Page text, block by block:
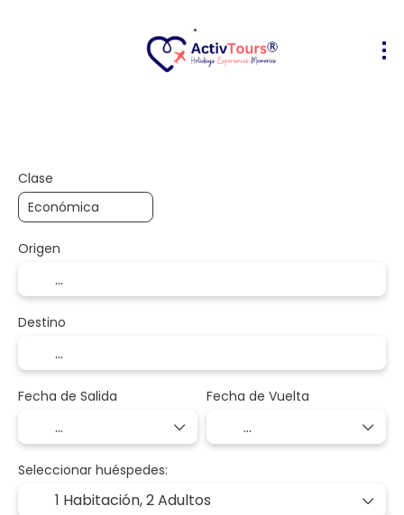
Clase
Origen
Destino
Fecha de Salida Fecha de Vuelta
Seleccionar huéspedes:
1 Habitación,2 Adultos